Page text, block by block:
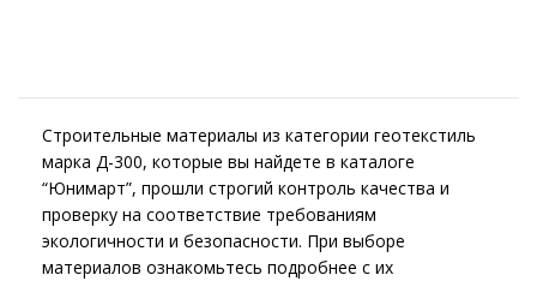
Строительные материалы из категории геотекстиль
марка Д-300, которые вы найдете в каталоге
“Юнимарт”, прошли строгий контроль качества и
проверку на соответствие требованиям
экологичности и безопасности. При выборе
материалов ознакомьтесь подробнее с их